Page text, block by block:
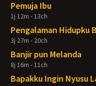
Pemuja Ibu
1j 12m - 13ch
Pengalaman Hidupku
3j 27m - 20ch
Banjir pun Melanda
8j 16m - 11ch
Bapakku Ingin Nyusu